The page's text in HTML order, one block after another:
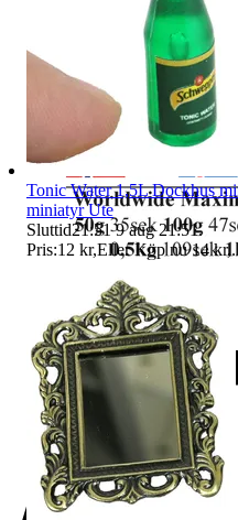
Tonic Water 1,5L Dockhus
miniatyr Ute
Sluttid21:51 9 aug 21:51.
Pris:12 kr,Eller Köp nu 14 kr,.